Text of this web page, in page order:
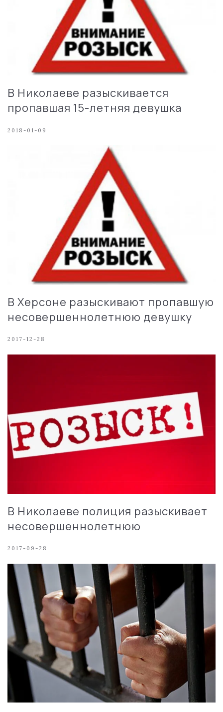
В Николаеве разыскивается
пропавшая 15-летняя девушка
2018-01-09
В Херсоне разыскивают пропавшую
несовершеннолетнюю девушку
2017-12-28
В Николаеве полиция разыскивает
несовершеннолетнюю
2017-09-28